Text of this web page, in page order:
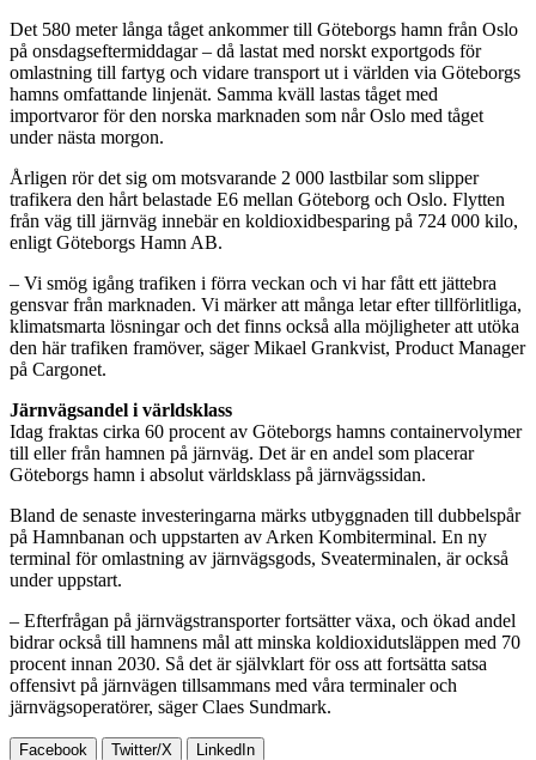
Det 580 meter långa tåget ankommer till Göteborgs hamn från Oslo
på onsdagseftermiddagar – då lastat med norskt exportgods för
omlastning till fartyg och vidare transport ut i världen via Göteborgs
hamns omfattande linjenät. Samma kväll lastas tåget med
importvaror för den norska marknaden som når Oslo med tåget
under nästa morgon.
Årligen rör det sig om motsvarande 2 000 lastbilar som slipper
trafikera den hårt belastade E6 mellan Göteborg och Oslo. Flytten
från väg till järnväg innebär en koldioxidbesparing på 724 000 kilo,
enligt Göteborgs Hamn AB.
– Vi smög igång trafiken i förra veckan och vi har fått ett jättebra
gensvar från marknaden. Vi märker att många letar efter tillförlitliga,
klimatsmarta lösningar och det finns också alla möjligheter att utöka
den här trafiken framöver, säger Mikael Grankvist, Product Manager
på Cargonet.
Järnvägsandel i världsklass
Idag fraktas cirka 60 procent av Göteborgs hamns containervolymer
till eller från hamnen på järnväg. Det är en andel som placerar
Göteborgs hamn i absolut världsklass på järnvägssidan.
Bland de senaste investeringarna märks utbyggnaden till dubbelspår
på Hamnbanan och uppstarten av Arken Kombiterminal. En ny
terminal för omlastning av järnvägsgods, Sveaterminalen, är också
under uppstart.
– Efterfrågan på järnvägstransporter fortsätter växa, och ökad andel
bidrar också till hamnens mål att minska koldioxidutsläppen med 70
procent innan 2030. Så det är självklart för oss att fortsätta satsa
offensivt på järnvägen tillsammans med våra terminaler och
järnvägsoperatörer, säger Claes Sundmark.
Facebook Twitter/X LinkedIn